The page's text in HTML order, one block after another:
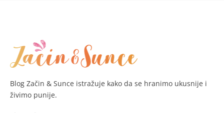
Blog Začin & Sunce istražuje kako da se hranimo ukusnije i
živimo punije.